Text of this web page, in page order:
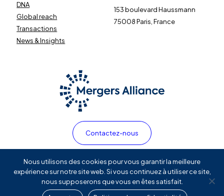
DNA
Global reach
Transactions
News & Insights
153 boulevard Haussmann
75008 Paris, France
Contactez-nous
Politique de confidentialité
Mentions légales
Linkedin
Nous utilisons des cookies pour vous garantir la meilleure
expérience sur notre site web. Si vous continuez à utiliser ce site,
nous supposerons que vous en êtes satisfait.